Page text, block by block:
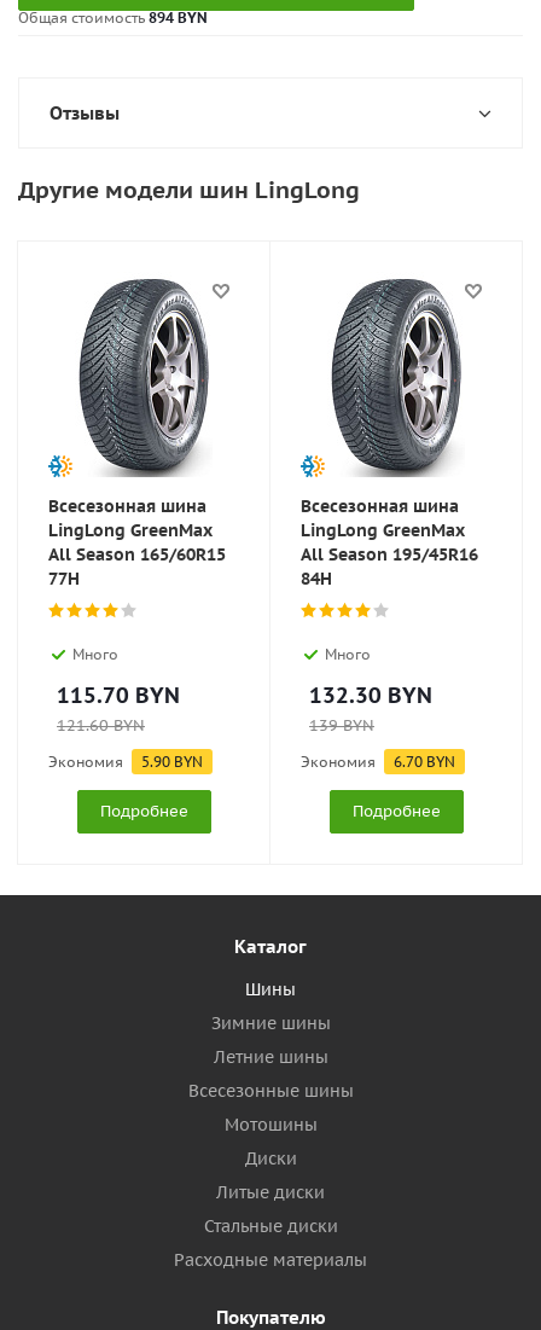
Общая стоимость894 BYN
Отзывы
Другие модели шин LingLong
Всесезонная шина
LingLong GreenMax
All Season 165/60R15
77H
Много
115.70 BYN
121.60BYN
Экономия 5.90 BYN
Подробнее
Всесезонная шина
LingLong GreenMax
All Season 195/45R16
84H
Много
132.30 BYN
139BYN
Экономия 6.70 BYN
Подробнее
Каталог
Шины
Зимние шины
Летние шины
Всесезонные шины
Мотошины
Диски
Литые диски
Стальные диски
Расходные материалы
Покупателю